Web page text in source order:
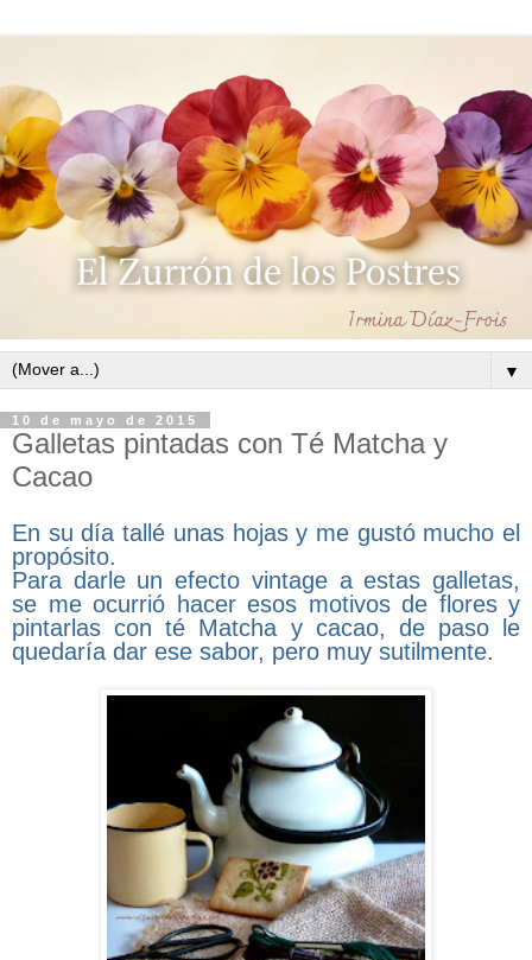
▼
10 de mayo de 2015
Galletas pintadas con Té Matcha y
Cacao
En su día tallé unas hojas y me gustó mucho el
propósito.
Para darle un efecto vintage a estas galletas,
se me ocurrió hacer esos motivos de flores y
pintarlas con té Matcha y cacao, de paso le
quedaría dar ese sabor, pero muy sutilmente.